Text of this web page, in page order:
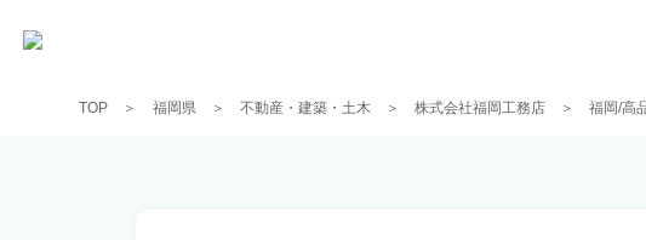
TOP 福岡県 不動産・建築・土木 株式会社福岡工務店 福岡/高